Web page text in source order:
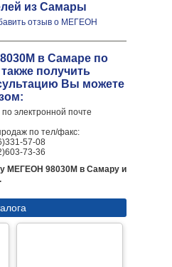
из Самары
отзыв о МЕГЕОН
в Самаре по
получить
Вы можете
электронной почте
по тел/факс:
57-08
73-36
МЕГЕОН 98030М в Самару и